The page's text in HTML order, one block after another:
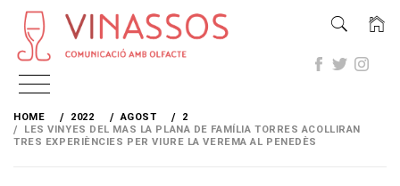
Skip
content
HOME 2022 AGOST
2
LES VINYES DEL MAS LA PLANA DE FAMÍLIA TORRES ACOLLIRAN
TRES EXPERIÈNCIES PER VIURE LA VEREMA AL PENEDÈS